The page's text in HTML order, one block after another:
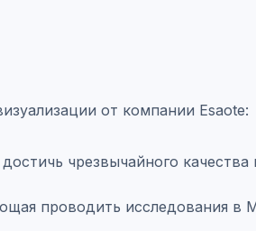
от компании Esaote:
чрезвычайного качества
проводить исследования в